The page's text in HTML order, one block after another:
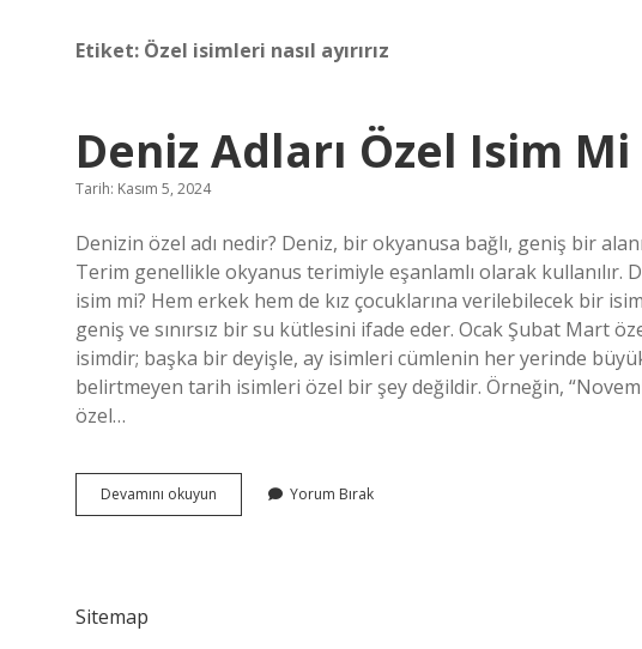
Etiket: Özel isimleri nasıl ayırırız
Deniz Adları Özel Isim Mi
Tarih: Kasım 5, 2024
Denizin özel adı nedir? Deniz, bir okyanusa bağlı, geniş bir
Terim genellikle okyanus terimiyle eşanlamlı olarak kullanılır.
isim mi? Hem erkek hem de kız çocuklarına verilebilecek bir
geniş ve sınırsız bir su kütlesini ifade eder. Ocak Şubat Mart
isimdir; başka bir deyişle, ay isimleri cümlenin her yerinde
belirtmeyen tarih isimleri özel bir şey değildir. Örneğin,
özel…
Devamını okuyun
Adları
Yorum Bırak
Sitemap